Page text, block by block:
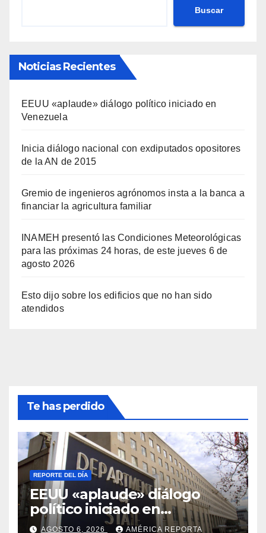
Buscar
Noticias Recientes
EEUU «aplaude» diálogo político iniciado en
Venezuela
Inicia diálogo nacional con exdiputados opositores
de la AN de 2015
Gremio de ingenieros agrónomos insta a la banca a
financiar la agricultura familiar
INAMEH presentó las Condiciones Meteorológicas
para las próximas 24 horas, de este jueves 6 de
agosto 2026
Esto dijo sobre los edificios que no han sido
atendidos
Te has perdido
REPORTE DEL DÍA
EEUU «aplaude» diálogo
político iniciado en
Venezuela
AGOSTO 6, 2026 AMÉRICA REPORTA